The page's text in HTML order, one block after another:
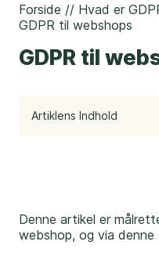
Forside // Hvad er
GDPR til webshops
GDPR til
Artiklens Indhold
Denne artikel er
webshop, og via denne